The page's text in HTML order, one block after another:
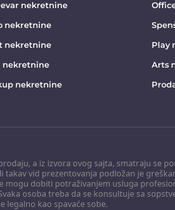
a iz izvora ovog sajta, smatraju se
vid prezentovanja podložan je
mogu dobiti potraživanjem usluga
osoba treba da se konsultuje sa
kao spavaće sobe.
nekretnine
nekretnine
nekretnine Play
nekretnine Arts
nekretnine